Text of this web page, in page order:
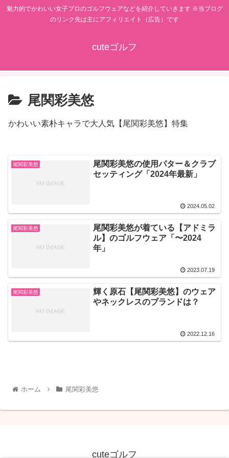
魅力的でかわいい女子プロのゴルフウェアなどを紹介していきます ※当ブログ
のリンク先は主にアフィリエイト（広告）です
cuteゴルフ
尾関彩美悠
かわいい素朴キャラで大人気【尾関彩美悠】特集
尾関彩美悠
尾関彩美悠の使用パター＆クラブ
セッティング「2024年最新」
2024.05.02
尾関彩美悠
尾関彩美悠が着ている【アドミラ
ル】のゴルフウェア「〜2024
年」
2023.07.19
尾関彩美悠
輝く原石【尾関彩美悠】のウェア
やネックレスのブランドは？
2022.12.16
ホーム 尾関彩美悠
cuteゴルフ